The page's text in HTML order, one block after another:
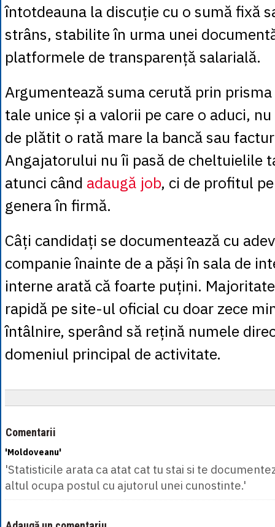
întotdeauna la discuție cu o sumă fixă
strâns, stabilite în urma unei
platformele de transparență salarială.
Argumentează suma cerută prin
tale unice și a valorii pe care o aduci,
de plătit o rată mare la bancă sau
Angajatorului nu îi pasă de cheltuielile
atunci când adaugă job, ci de profitul
genera în firmă.
Câți candidați se documentează cu
companie înainte de a păși în sala de
interne arată că foarte puțini.
rapidă pe site-ul oficial cu doar zece
întâlnire, sperând să rețină numele
domeniul principal de activitate.
Comentarii
'Moldoveanu'
'Statisticile arata ca atat cat tu stai si te
altul ocupa postul cu ajutorul unei cunostinte.'